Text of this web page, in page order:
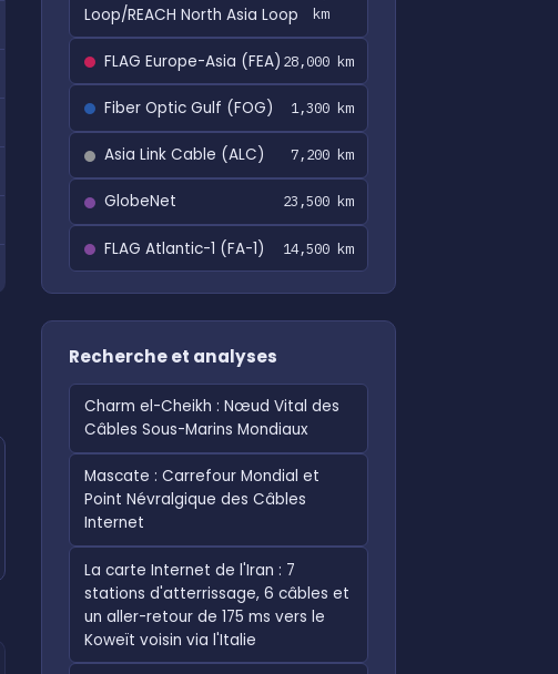
Loop/REACH North Asia Loop
km
FLAG Europe-Asia (FEA) 28,000 km
Fiber Optic Gulf (FOG) 1,300 km
Asia Link Cable (ALC) 7,200 km
GlobeNet 23,500 km
FLAG Atlantic-1 (FA-1) 14,500 km
Recherche et analyses
Charm el-Cheikh : Nœud Vital des
Câbles Sous-Marins Mondiaux
Mascate : Carrefour Mondial et
Point Névralgique des Câbles
Internet
La carte Internet de l'Iran : 7
stations d'atterrissage, 6 câbles et
un aller-retour de 175 ms vers le
Koweït voisin via l'Italie